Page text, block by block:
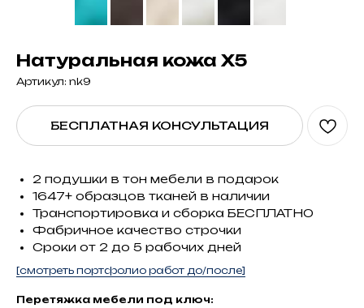
Натуральная кожа X5
Артикул: nk9
БЕСПЛАТНАЯ КОНСУЛЬТАЦИЯ
2 подушки в тон мебели в подарок
1647+ образцов тканей в наличии
Транспортировка и сборка БЕСПЛАТНО
Фабричное качество строчки
Сроки от 2 до 5 рабочих дней
[смотреть портфолио работ до/после]
Перетяжка мебели под ключ: